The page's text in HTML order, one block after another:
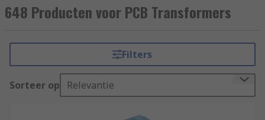
circuit board) transformers are designed to work
with printed circuit boards, which offer a compact
The PCB transformer sits above the surface of
the board, where it controls the voltage or
648 Producten voor PCB Transformers
Filters
Sorteer op Relevantie